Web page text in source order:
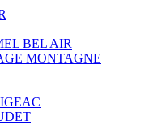
BEL AIR
MONTAGNE